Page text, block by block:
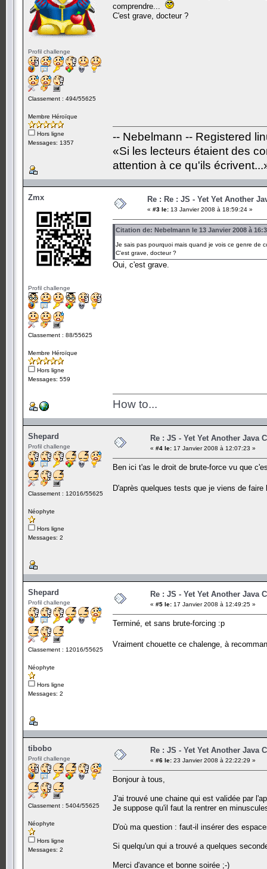
Profil challenge
Classement : 494/55625
Membre Héroïque
Hors ligne
Messages: 1357
comprendre...
C'est grave, docteur ?
-- Nebelmann -- Registered
«Si les lecteurs étaient des
attention à ce qu'ils
Zmx
Profil challenge
Classement : 88/55625
Membre Héroïque
Hors ligne
Messages: 559
Re : Re : JS - Yet Yet Another
« #3 le: 13 Janvier 2008 à 18:59:24 »
Citation de: Nebelmann le 13 Janvier 2008 à
Je sais pas pourquoi mais quand je vois ce genre
C'est grave, docteur ?
Oui, c'est grave.
How to...
Shepard
Profil challenge
Classement : 12016/55625
Néophyte
Hors ligne
Messages: 2
Re : JS - Yet Yet Another Java
« #4 le: 17 Janvier 2008 à 12:07:23 »
Ben ici t'as le droit de brute-force vu que
D'après quelques tests que je viens de
Shepard
Profil challenge
Classement : 12016/55625
Néophyte
Hors ligne
Messages: 2
Re : JS - Yet Yet Another Java
« #5 le: 17 Janvier 2008 à 12:49:25 »
Terminé, et sans brute-forcing :p
Vraiment chouette ce chalenge, à
tibobo
Profil challenge
Classement : 5404/55625
Néophyte
Hors ligne
Messages: 2
Re : JS - Yet Yet Another Java
« #6 le: 23 Janvier 2008 à 22:22:29 »
Bonjour à tous,
J'ai trouvé une chaine qui est validée par
Je suppose qu'il faut la rentrer en
D'où ma question : faut-il insérer des
Si quelqu'un qui a trouvé a quelques
Merci d'avance et bonne soirée ;-)